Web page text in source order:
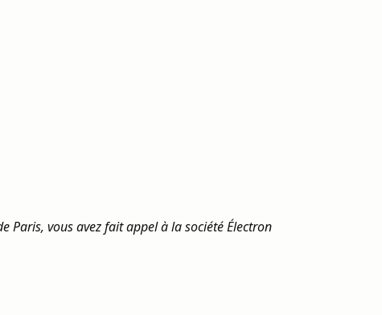
Paris, vous avez fait appel à la société Électron